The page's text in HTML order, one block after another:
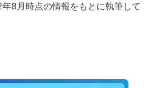
8月時点の情報をもとに執筆して